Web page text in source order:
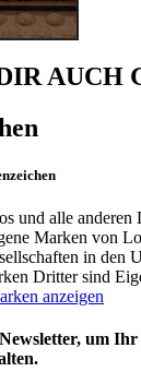
AUCH
und alle anderen
Marken von
in den
Dritter sind
anzeigen
um